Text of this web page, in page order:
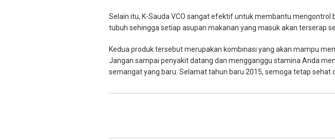
Selain itu, K-Sauda VCO sangat efektif untuk membantu
tubuh sehingga setiap asupan makanan yang masuk akan terserap
Kedua produk tersebut merupakan kombinasi yang akan mampu
Jangan sampai penyakit datang dan mengganggu stamina Anda
semangat yang baru. Selamat tahun baru 2015, semoga tetap